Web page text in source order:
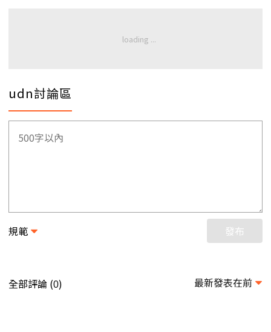
udn討論區
規範 發布
全部評論 (0) 最新發表在前